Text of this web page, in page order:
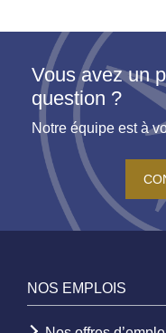
Vous avez un
question ?
Notre équipe est à
NOS EMPLOIS